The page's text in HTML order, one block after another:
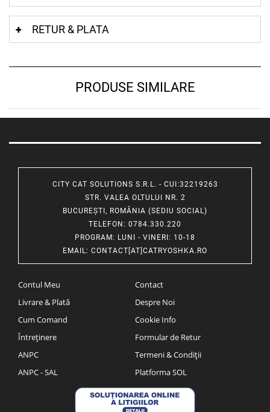
RETUR & PLATA
PRODUSE SIMILARE
CITY CAT SOLUTIONS S.R.L. - CUI:32219263
STR. VALEA OLTULUI NR. 2
BUCUREȘTI, ROMÂNIA (SEDIU SOCIAL)
TELEFON : 0784.330.220
PROGRAM: LUNI - VINERI: 10-18
EMAIL : CONTACT[AT]CATRYOSHKA.RO
Contul Meu
Livrare & Plată
Cum Comand
Întreținere
ANPC
ANPC - SAL
Contact
Despre Noi
Cookie Info
Formular de Retur
Termeni & Condiții
Platforma SOL